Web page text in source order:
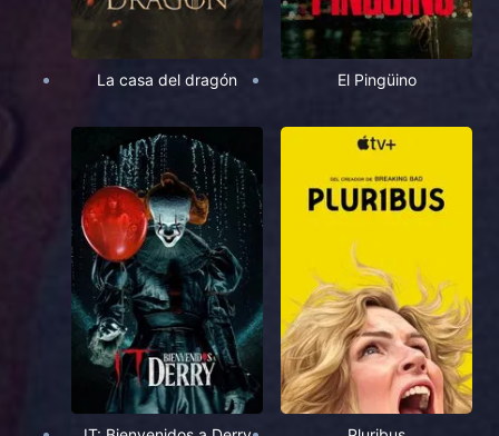
La casa del dragón El Pingüino